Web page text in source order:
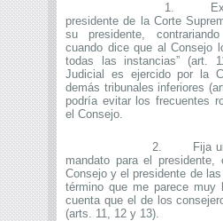
1. Excluye del
presidente de la Corte
su presidente,
cuando dice que al Consejo
todas las instancias” (art.
Judicial es ejercido por la
demás tribunales inferiores
podría evitar los frecuentes
el Consejo.
2. Fija un plazo
mandato para el presidente,
Consejo y el presidente de
término que me parece muy
cuenta que el de los
(arts. 11, 12 y 13).